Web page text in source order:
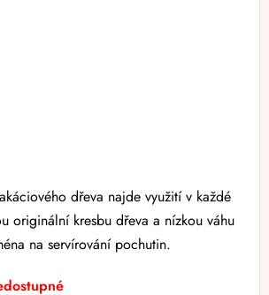
dřeva najde využití v každé
originální kresbu dřeva a nízkou váhu
na servírování pochutin.